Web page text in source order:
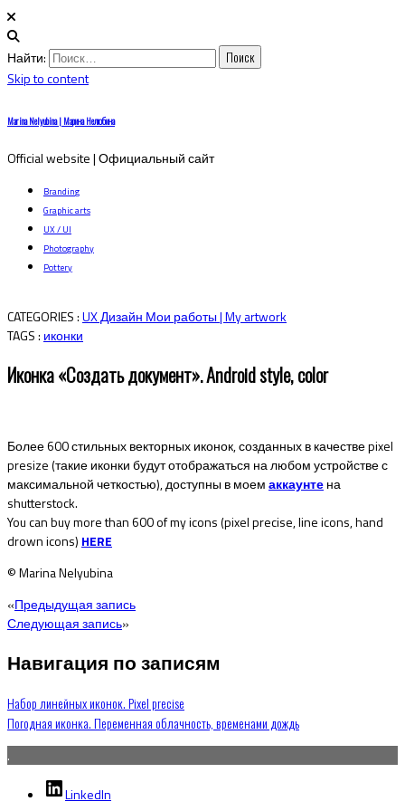
Найти:
Skip to content
Marina Nelyubina | Марина Нелюбина
Official website | Официальный сайт
Branding
Graphic arts
UX / UI
Photography
Pottery
CATEGORIES :UX Дизайн Мои работы | My artwork
TAGS : иконки
Иконка «Создать документ». Android style, color
Более 600 стильных векторных иконок, созданных в качестве pixel
presize (такие иконки будут отображаться на любом устройстве с
максимальной четкостью), доступны в моемаккаунтена
shutterstock.
You can buy more than 600 of my icons (pixel precise, line icons, hand
drown icons) HERE
© Marina Nelyubina
«Предыдущая запись
Следующая запись»
Навигация по записям
Набор линейных иконок. Pixel precise
Погодная иконка. Переменная облачность, временами дождь
.
LinkedIn